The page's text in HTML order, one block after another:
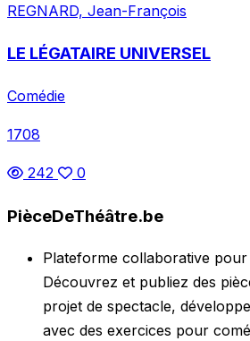
REGNARD, Jean-François
LE LÉGATAIRE UNIVERSEL
Comédie
1708
242 0
PièceDeThéâtre.be
Plateforme collaborative
Découvrez et publiez des
projet de spectacle,
avec des exercices pour